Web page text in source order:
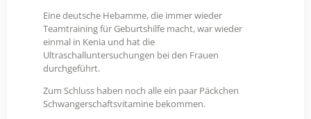
Eine deutsche Hebamme, die immer wieder
Teamtraining für Geburtshilfe macht, war wieder
einmal in Kenia und hat die
Ultraschalluntersuchungen bei den Frauen
durchgeführt.
Zum Schluss haben noch alle ein paar Päckchen
Schwangerschaftsvitamine bekommen.